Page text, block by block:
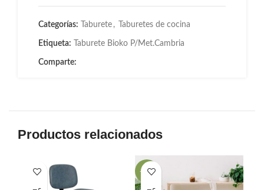
Categorías: Taburete , Taburetes de cocina
Etiqueta: Taburete Bioko P/Met.Cambria
Comparte:
Productos relacionados
-25%